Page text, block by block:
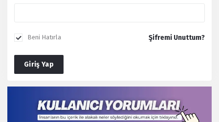
Beni Hatırla Şifremi Unuttum?
Giriş Yap